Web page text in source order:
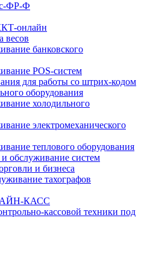
ФР-Ф
онлайн
весов
банковского
POS-систем
для работы со штрих-кодом
оборудования
холодильного
электромеханического
теплового оборудования
обслуживание систем
и бизнеса
тахографов
КАСС
кассовой техники под